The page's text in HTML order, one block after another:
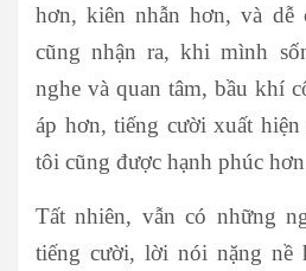
hơn, kiên nhẫn hơn, và dễ
cũng nhận ra, khi mình
nghe và quan tâm, bầu khí
áp hơn, tiếng cười xuất
tôi cũng được hạnh phúc
Tất nhiên, vẫn có những
tiếng cười, lời nói nặng nề